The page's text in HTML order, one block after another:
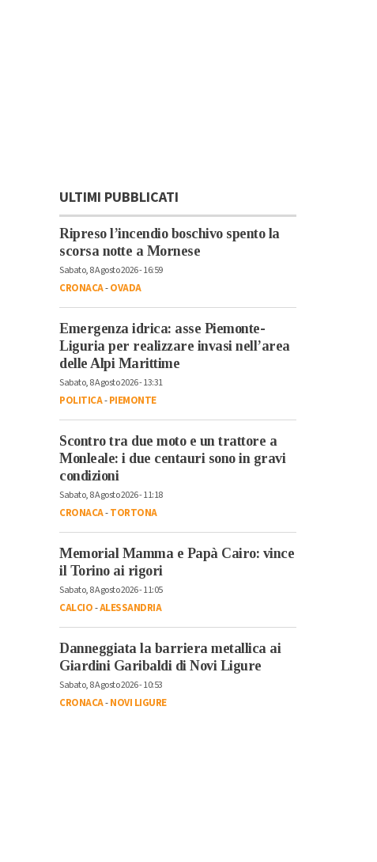
ULTIMI PUBBLICATI
Ripreso l’incendio boschivo spento la
scorsa notte a Mornese
Sabato, 8 Agosto 2026 - 16:59
CRONACA-OVADA
Emergenza idrica: asse Piemonte-
Liguria per realizzare invasi nell’area
delle Alpi Marittime
Sabato, 8 Agosto 2026 - 13:31
POLITICA-PIEMONTE
Scontro tra due moto e un trattore a
Monleale: i due centauri sono in gravi
condizioni
Sabato, 8 Agosto 2026 - 11:18
CRONACA-TORTONA
Memorial Mamma e Papà Cairo: vince
il Torino ai rigori
Sabato, 8 Agosto 2026 - 11:05
CALCIO-ALESSANDRIA
Danneggiata la barriera metallica ai
Giardini Garibaldi di Novi Ligure
Sabato, 8 Agosto 2026 - 10:53
CRONACA-NOVI LIGURE